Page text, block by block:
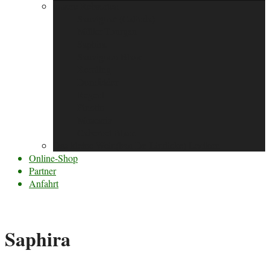
Online-Shop
Partner
Anfahrt
Saphira